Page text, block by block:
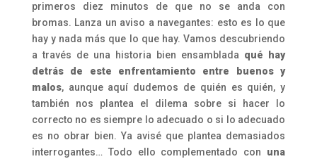
primeros diez minutos de que no se anda con
bromas. Lanza un aviso a navegantes: esto es lo que
hay y nada más que lo que hay. Vamos descubriendo
a través de una historia bien ensamblada qué hay
detrás de este enfrentamiento entre buenos y
malos, aunque aquí dudemos de quién es quién, y
también nos plantea el dilema sobre si hacer lo
correcto no es siempre lo adecuado o si lo adecuado
es no obrar bien. Ya avisé que plantea demasiados
interrogantes… Todo ello complementado con una